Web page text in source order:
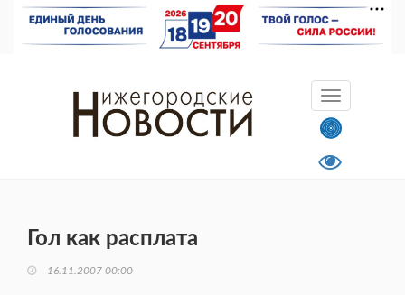
Гол как расплата
16.11.2007 00:00